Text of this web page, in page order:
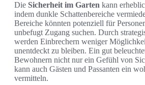
Die Sicherheit im Garten kann
indem dunkle Schattenbereiche
Bereiche könnten potenziell für
unbefugt Zugang suchen. Durch
werden Einbrechern weniger
unentdeckt zu bleiben. Ein gut
Bewohnern nicht nur ein Gefühl von
kann auch Gästen und Passanten ein
vermitteln.